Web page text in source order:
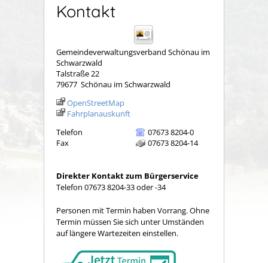
Kontakt
Gemeindeverwaltungsverband Schönau im
Schwarzwald
Talstraße 22
79677 Schönau im Schwarzwald
OpenStreetMap
Fahrplanauskunft
Telefon
07673 8204-0
Fax
07673 8204-14
Direkter Kontakt zum Bürgerservice
Telefon 07673 8204-33 oder -34
Personen mit Termin haben Vorrang. Ohne
Termin müssen Sie sich unter Umständen
auf längere Wartezeiten einstellen.